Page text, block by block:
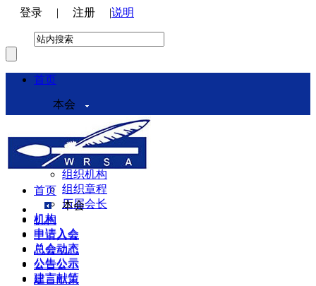
登录 | 注册 |说明
首页
本会
本会介绍
领导机构
理事会
组织机构
组织章程
历届会长
机构
申请入会
总会动态
公告公示
建言献策
首页
本会
机构
申请入会
总会动态
公告公示
建言献策